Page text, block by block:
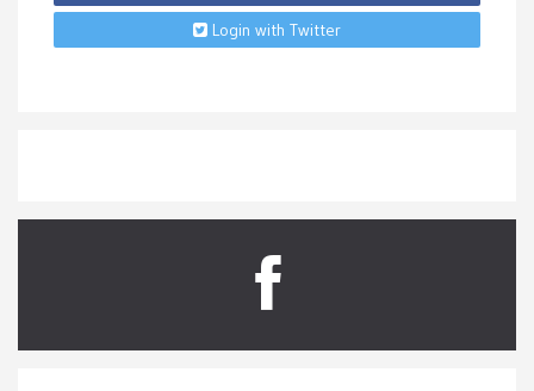
Login with Twitter